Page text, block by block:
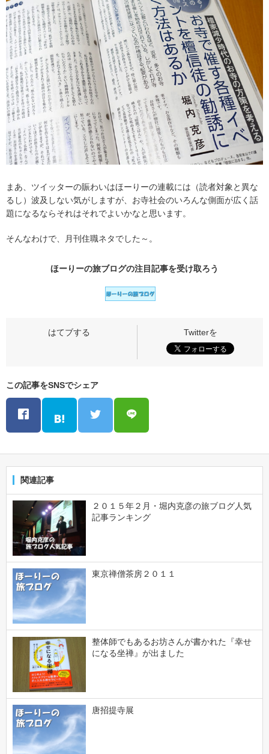
まあ、ツイッターの賑わいはほーりーの連載には（読者対象と異な
るし）波及しない気がしますが、お寺社会のいろんな側面が広く話
題になるならそれはそれでよいかなと思います。
そんなわけで、月刊住職ネタでした～。
ほーりーの旅ブログの注目記事を受け取ろう
この記事をSNSでシェア
関連記事
２０１５年２月・堀内克彦の旅ブログ人気
記事ランキング
東京禅僧茶房２０１１
整体師でもあるお坊さんが書かれた『幸せ
になる坐禅』が出ました
唐招提寺展